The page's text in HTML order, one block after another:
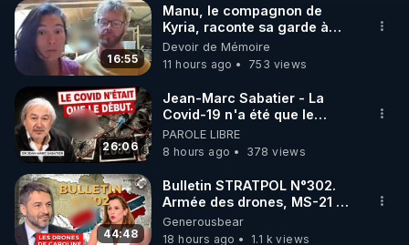
16:55
Manu, le compagnon de
Kyria, raconte sa garde à
vue musclée. PARTAGEZ!
Devoir de Mémoire
11 hours ago
753 views
26:06
Jean-Marc Sabatier - La
Covid-19 n'a été que le
début - L'ARN messager
jusqu où ira-t-il ?
PAROLE LIBRE
8 hours ago
378 views
44:48
Bulletin STRATPOL N°302.
Armée des drones, MS-21 en
série, missiles coréens.
07.08.2026.
Generousbear
18 hours ago
1.1 k views